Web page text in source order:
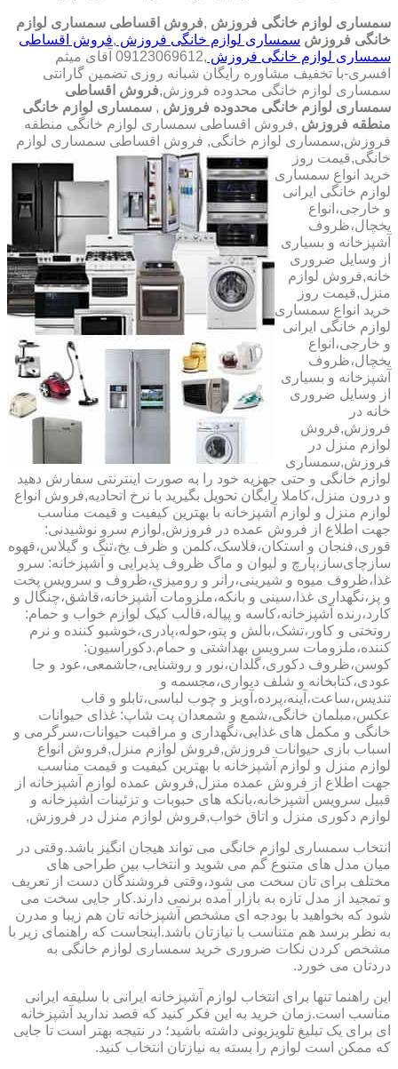
سمساری لوازم خانگی فروزش ,فروش اقساطی سمساری لوازم
خانگی فروزش سمساری لوازم خانگی فروزش ,فروش اقساطی
سمساری لوازم خانگی فروزش
,09123069612 آقای میثم
افسری-با تخفیف مشاوره رایگان شبانه روزی تضمین گارانتی
سمساری لوازم خانگی محدوده فروزش,فروش اقساطی
سمساری لوازم خانگی محدوده فروزش , سمساری لوازم خانگی
منطقه فروزش ,فروش اقساطی سمساری لوازم خانگی منطقه
فروزش,سمساری لوازم خانگی, فروش اقساطی سمساری لوازم
خانگی,قیمت روز
خرید انواع سمساری
لوازم خانگی ایرانی
و خارجی،انواع
یخچال،ظروف
آشپزخانه و بسیاری
از وسایل ضروری
خانه,فروش لوازم
منزل,قیمت روز
خرید انواع سمساری
لوازم خانگی ایرانی
و خارجی،انواع
یخچال،ظروف
آشپزخانه و بسیاری
از وسایل ضروری
خانه در
فروزش,فروش
لوازم منزل در
فروزش,سمساری
لوازم خانگی و حتی جهزیه خود را به صورت اینترنتی سفارش دهید
و درون منزل،کاملا رایگان تحویل بگیرید با نرخ اتحادیه,فروش انواع
لوازم منزل و لوازم آشپزخانه با بهترین کیفیت و قیمت مناسب
جهت اطلاع از فروش عمده در فروزش,لوازم سرو نوشیدنی:
قوری،فنجان و استکان،فلاسک،کلمن و ظرف یخ،تنگ و گیلاس،قهوه
سازچای‌ساز،پارچ و لیوان و ماگ ظروف پذیرایی و آشپزخانه: سرو
غذا،ظروف میوه و شیرینی،رانر و رومیزی،ظروف و سرویس پخت
و پز،نگهداری غذا،سینی و بانکه،ملزومات آشپزخانه،قاشق،چنگال و
کارد،رنده آشپزخانه،کاسه و پیاله،قالب کیک لوازم خواب و حمام:
روتختی و کاور،تشک،بالش و پتو،حوله،پادری،خوشبو کننده و نرم
کننده،ملزومات سرویس بهداشتی و حمام.دکوراسیون:
کوسن،ظروف دکوری،گلدان،نور و روشنایی،جاشمعی،عود و جا
عودی،کتابخانه و شلف دیواری،مجسمه و
تندیس،ساعت،آینه،پرده،آویز و چوب لباسی،تابلو و قاب
عکس،مبلمان خانگی،شمع و شمعدان پت شاپ: غذای حیوانات
خانگی و مکمل های غذایی،نگهداری و مراقبت حیوانات،سرگرمی و
اسباب بازی حیوانات فروزش,فروش لوازم منزل,فروش انواع
لوازم منزل و لوازم آشپزخانه با بهترین کیفیت و قیمت مناسب
جهت اطلاع از فروش عمده منزل,فروش عمده لوازم آشپزخانه از
قبیل سرویس آشپزخانه،بانکه های حبوبات و تزئینات آشپزخانه و
لوازم دکوری منزل و اتاق خواب,فروش لوازم منزل در فروزش,
انتخاب سمساری لوازم خانگی می تواند هیجان انگیز باشد.وقتی در
میان مدل های متنوع گم می شوید و انتخاب بین طراحی های
مختلف برای تان سخت می شود،وقتی فروشندگان دست از تعریف
و تمجید از مدل تازه به بازار آمده برنمی دارند.کار جایی سخت می
شود که بخواهید با بودجه ای مشخص آشپزخانه تان هم زیبا و مدرن
به نظر برسد هم متناسب با نیازتان باشد.اینجاست که راهنمای زیر با
مشخص کردن نکات ضروری خرید سمساری لوازم خانگی به
دردتان می خورد.
این راهنما تنها برای انتخاب لوازم آشپزخانه ایرانی با سلیقه ایرانی
مناسب است.زمان خرید به این فکر کنید که قصد ندارید آشپزخانه
ای برای یک تبلیغ تلویزیونی داشته باشید؛ در نتیجه بهتر است تا جایی
که ممکن است لوازم را بسته به نیازتان انتخاب کنید.